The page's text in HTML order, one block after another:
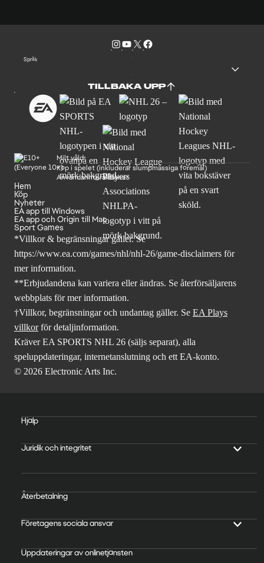
Språk
TILLBAKA UPP
Milt våld
Köp i spelet (inkluderar slumpmässiga föremål)
Användarinteraktioner
Hem
Köp
Nyheter
EA app till Windows
EA app och Origin till Mac
Sport Games
*Villkor & begränsningar gäller. Se
https://www.ea.com/games/nhl/nhl-26/game-disclaimers för
mer information.
**Erbjudandena kan variera eller ändras. Se återförsäljarens
webbplats för mer information.
†Villkor, begränsningar och undantag gäller. Se EA Plays
villkorför detaljinformation.
Kräver EA SPORTS NHL 26 (säljs separat), alla
speluppdateringar, internetanslutning och ett EA-konto.
© 2026 Electronic Arts Inc.
Hjälp
Juridik och integritet
Återbetalning
Företagens sociala ansvar
Uppdateringar av onlinetjänsten